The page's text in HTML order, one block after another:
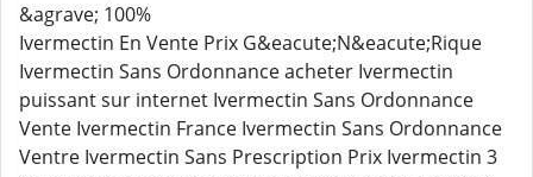
&agrave; 100%
Ivermectin En Vente Prix G&eacute;N&eacute;Rique
Ivermectin Sans Ordonnance acheter Ivermectin
puissant sur internet Ivermectin Sans Ordonnance
Vente Ivermectin France Ivermectin Sans Ordonnance
Ventre Ivermectin Sans Prescription Prix Ivermectin 3